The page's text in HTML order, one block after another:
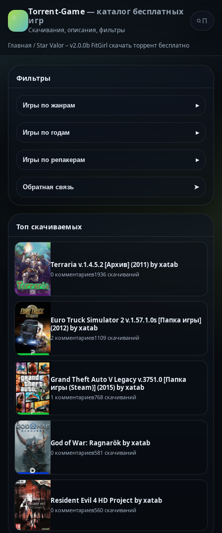
Torrent-Game— каталог бесплатных
игр
Скачивания, описания, фильтры
Главная /Star Valor – v2.0.0b FitGirl скачать торрент бесплатно
Фильтры
Игры по жанрам ▸
Игры по годам ▸
Игры по репакерам ▸
Обратная связь ➤
Топ скачиваемых
Terraria v.1.4.5.2 [Архив] (2011) by xatab
0 комментариев1936 скачиваний
Euro Truck Simulator 2 v.1.57.1.0s [Папка игры]
(2012) by xatab
2 комментариев1109 скачиваний
Grand Theft Auto V Legacy v.3751.0 [Папка
игры (Steam)] (2015) by xatab
1 комментариев768 скачиваний
God of War: Ragnarök by xatab
0 комментариев581 скачиваний
Resident Evil 4 HD Project by xatab
0 комментариев560 скачиваний